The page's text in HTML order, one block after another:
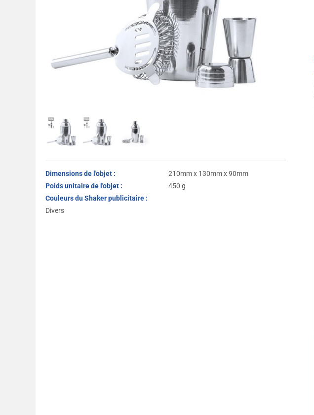
Dimensions de l'objet :
210mm x 130mm x 90mm
Poids unitaire de l'objet :
450 g
Couleurs du Shaker publicitaire :
Divers